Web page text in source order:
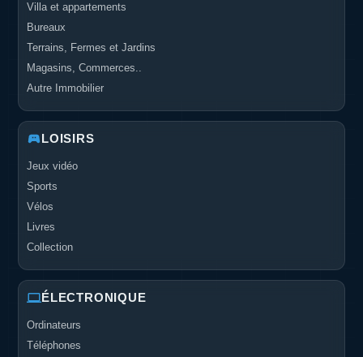
Villa et appartements
Bureaux
Terrains, Fermes et Jardins
Magasins, Commerces..
Autre Immobilier
LOISIRS
Jeux vidéo
Sports
Vélos
Livres
Collection
ÉLECTRONIQUE
Ordinateurs
Téléphones